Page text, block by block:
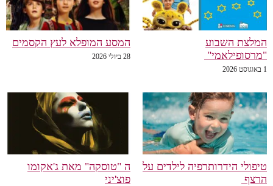
המלצת השבוע
"מרסופילאמי"
1 באוגוסט 2026
המסע המופלא לעץ הקסמים
28 ביולי 2026
טיפולי הידרותרפיה לילדים על
הרצף
ה "טוסקה" מאת ג'אקומו
פוצ'יני